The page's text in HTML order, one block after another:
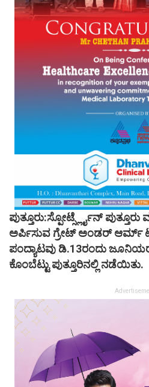
ಪುತ್ತೂರು:ಸ್ಪೋರ್ಟ್ಸ್ಲೈನ್
ಅರ್ಪಿಸುವ ಗ್ರೇಟ್ ಅಂಡರ್ ಆರ್ಮ್
ಪಂದ್ಯಾಟವು ಡಿ.13ರಂದು
ಕೊಂಬೆಟ್ಟು ಪುತ್ತೂರಿನಲ್ಲಿ ನಡೆಯಿತು.